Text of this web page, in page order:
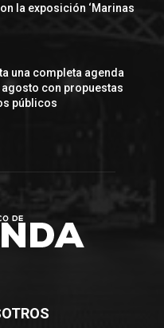
la exposición ‘Marinas
una completa agenda
con propuestas
públicos